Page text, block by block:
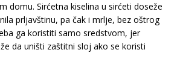
domu. Sirćetna kiselina u sirćeti doseže
prljavštinu, pa čak i mrlje, bez oštrog
ga koristiti samo sredstvom, jer
da uništi zaštitni sloj ako se koristi